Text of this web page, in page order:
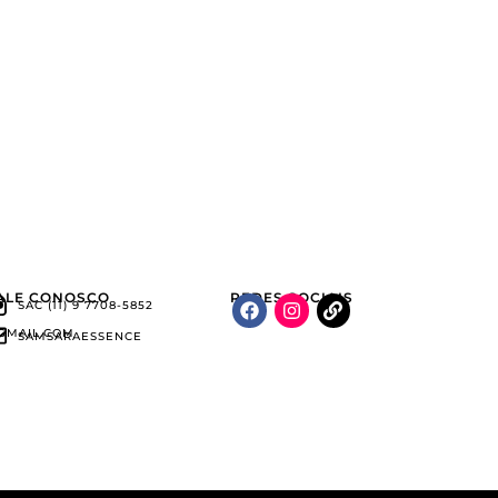
CONOSCO
SAC (11) 9 7708-5852
SAMSARAESSENCE
REDES SOCIAIS